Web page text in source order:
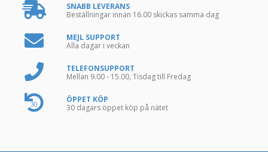
SNABB LEVERANS
Beställningar innan 16.00 skickas samma dag
MEJL SUPPORT
Alla dagar i veckan
TELEFONSUPPORT
Mellan 9.00 - 15.00, Tisdag till Fredag
30
ÖPPET KÖP
30 dagars öppet köp på nätet